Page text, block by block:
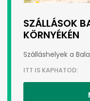
SZÁLLÁSOK
KÖRNYÉKÉN
Szálláshelyek a
ITT IS KAPHATOD: